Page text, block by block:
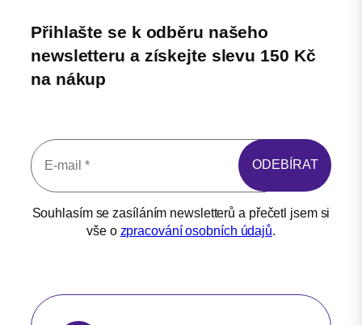
Přihlašte se k odběru našeho
newsletteru a získejte slevu 150 Kč
na nákup
Souhlasím se zasíláním newsletterů a přečetl jsem si
vše o zpracování osobních údajů.